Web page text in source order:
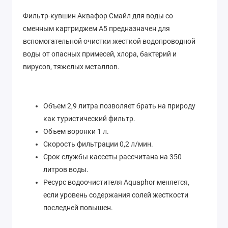
Фильтр-кувшин Аквафор Смайл для воды со
сменным картриджем А5 предназначен для
вспомогательной очистки жесткой водопроводной
воды от опасных примесей, хлора, бактерий и
вирусов, тяжелых металлов.
Объем 2,9 литра позволяет брать на природу
как туристический фильтр.
Объем воронки 1 л.
Скорость фильтрации 0,2 л/мин.
Срок службы кассеты рассчитана на 350
литров воды.
Ресурс водоочистителя Aquaphor меняется,
если уровень содержания солей жесткости
последней повышен.